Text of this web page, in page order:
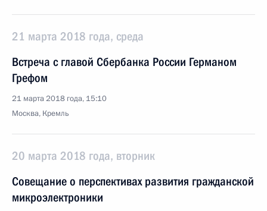
21 марта 2018 года, среда
Встреча с главой Сбербанка России Германом
Грефом
21 марта 2018 года, 15:10
Москва, Кремль
20 марта 2018 года, вторник
Совещание о перспективах развития гражданской
микроэлектроники